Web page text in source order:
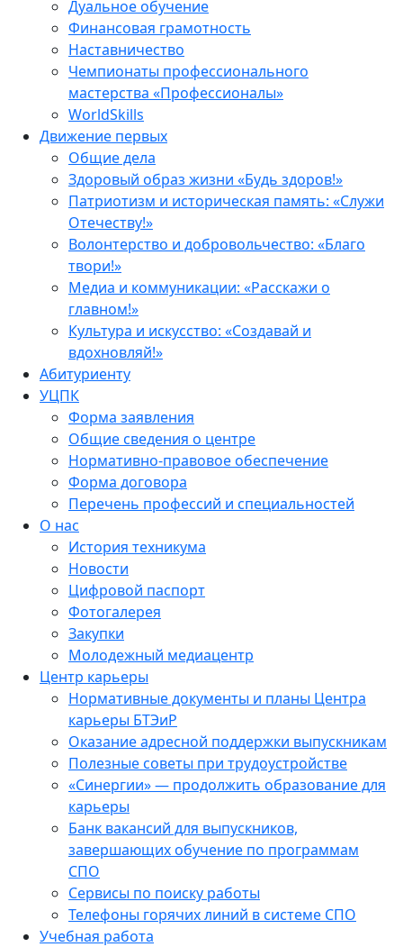
Дуальное обучение
Финансовая грамотность
Наставничество
Чемпионаты профессионального
мастерства «Профессионалы»
WorldSkills
Движение первых
Общие дела
Здоровый образ жизни «Будь здоров!»
Патриотизм и историческая память: «Служи
Отечеству!»
Волонтерство и добровольчество: «Благо
твори!»
Медиа и коммуникации: «Расскажи о
главном!»
Культура и искусство: «Создавай и
вдохновляй!»
Абитуриенту
УЦПК
Форма заявления
Общие сведения о центре
Нормативно-правовое обеспечение
Форма договора
Перечень профессий и специальностей
О нас
История техникума
Новости
Цифровой паспорт
Фотогалерея
Закупки
Молодежный медиацентр
Центр карьеры
Нормативные документы и планы Центра
карьеры БТЭиР
Оказание адресной поддержки выпускникам
Полезные советы при трудоустройстве
«Синергии» — продолжить образование для
карьеры
Банк вакансий для выпускников,
завершающих обучение по программам
СПО
Сервисы по поиску работы
Телефоны горячих линий в системе СПО
Учебная работа